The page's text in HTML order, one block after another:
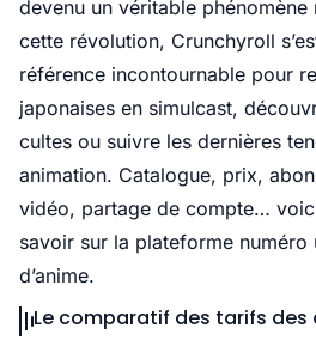
devenu un véritable
cette révolution, Crunchyroll
référence incontournable pour
japonaises en simulcast,
cultes ou suivre les dernières
animation. Catalogue, prix,
vidéo, partage de compte…
savoir sur la plateforme numéro
d’anime.
Le comparatif des tarifs des